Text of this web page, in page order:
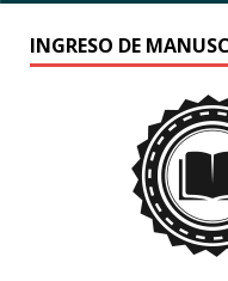
INGRESO DE